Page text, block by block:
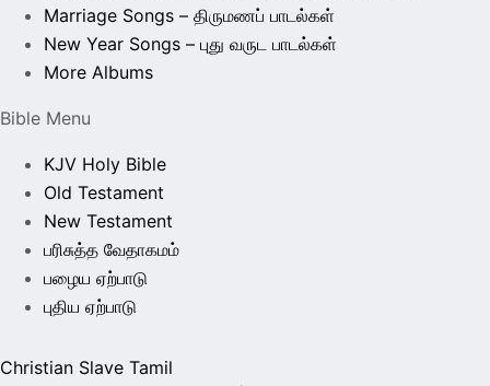
Marriage Songs – திருமணப் பாடல்கள்
New Year Songs – புது வருட பாடல்கள்
More Albums
Bible Menu
KJV Holy Bible
Old Testament
New Testament
பரிசுத்த வேதாகமம்
பழைய ஏற்பாடு
புதிய ஏற்பாடு
Christian Slave Tamil